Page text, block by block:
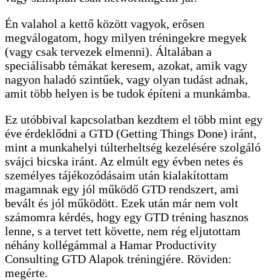
Én valahol a kettő között vagyok, erősen
megválogatom, hogy milyen tréningekre megyek
(vagy csak tervezek elmenni). Általában a
speciálisabb témákat keresem, azokat, amik vagy
nagyon haladó szintűek, vagy olyan tudást adnak,
amit több helyen is be tudok építeni a munkámba.
Ez utóbbival kapcsolatban kezdtem el több mint egy
éve érdeklődni a GTD (Getting Things Done) iránt,
mint a munkahelyi túlterheltség kezelésére szolgáló
svájci bicska iránt. Az elmúlt egy évben netes és
személyes tájékozódásaim után kialakítottam
magamnak egy jól működő GTD rendszert, ami
bevált és jól működött. Ezek után már nem volt
számomra kérdés, hogy egy GTD tréning hasznos
lenne, s a tervet tett követte, nem rég eljutottam
néhány kollégámmal a Hamar Productivity
Consulting GTD Alapok tréningjére. Röviden:
megérte.